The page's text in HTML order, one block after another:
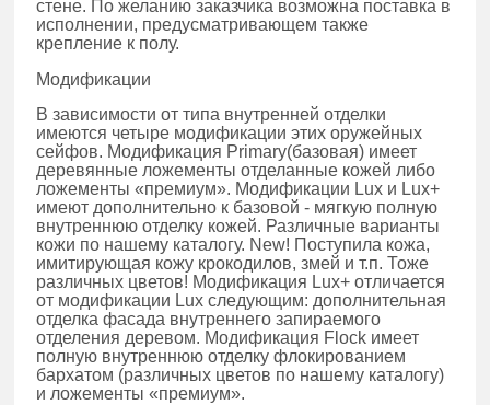
стене. По желанию заказчика возможна поставка в
исполнении, предусматривающем также
крепление к полу.
Модификации
В зависимости от типа внутренней отделки
имеются четыре модификации этих оружейных
сейфов. Модификация Primary(базовая) имеет
деревянные ложементы отделанные кожей либо
ложементы «премиум». Модификации Lux и Lux+
имеют дополнительно к базовой - мягкую полную
внутреннюю отделку кожей. Различные варианты
кожи по нашему каталогу. New! Поступила кожа,
имитирующая кожу крокодилов, змей и т.п. Тоже
различных цветов! Модификация Lux+ отличается
от модификации Lux следующим: дополнительная
отделка фасада внутреннего запираемого
отделения деревом. Модификация Flock имеет
полную внутреннюю отделку флокированием
бархатом (различных цветов по нашему каталогу)
и ложементы «премиум».